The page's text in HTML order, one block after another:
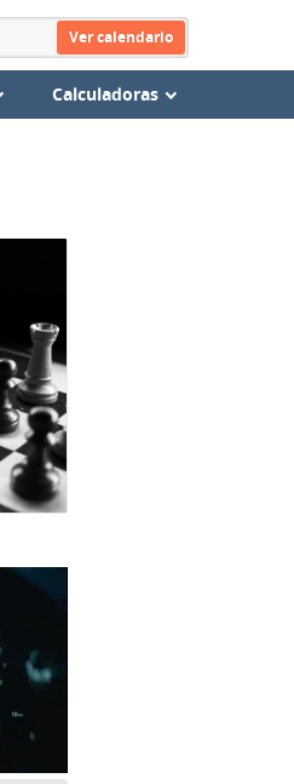
Ver calendario
Calculadoras